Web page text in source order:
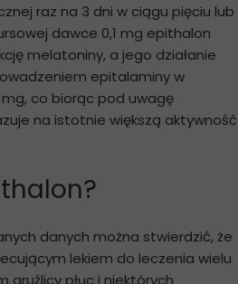
raz na 3 dni w ciągu pięciu lub
dawce 0,1 mg epithalon
melatoniny, a jego działanie
epitalaminy w
co biorąc pod uwagę
na istotnie większą aktywność
danych można stwierdzić, że
lekiem do leczenia wielu
gruźlicy płuc i niektórych